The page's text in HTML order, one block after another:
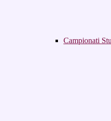
Campionati